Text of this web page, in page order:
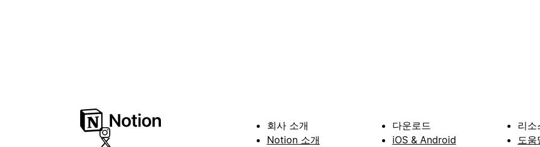
회사 소개
Notion 소개
다운로드
iOS & Android
리소
도움